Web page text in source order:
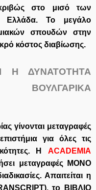
στο μισό των
Ελλάδα. Το μεγάλο
σπουδών στην
κόστος διαβίωσης.
Η ΔΥΝΑΤΟΤΗΤΑ
γίνονται μεταγραφές
για όλες τις
ΗACADEMIA
μεταγραφές ΜΟΝΟ
Απαιτείται η
), το ΒΙΒΛΙΟ